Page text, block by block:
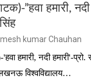
”हवा हमारी, नदी
kumar Chauhan
हमारी, नदी हमारी'-प्रो.
विश्वविद्यालय…